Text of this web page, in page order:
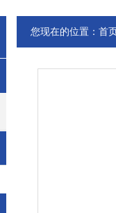
您现在的位置： 首